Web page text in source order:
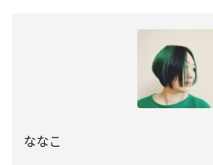
ななこ